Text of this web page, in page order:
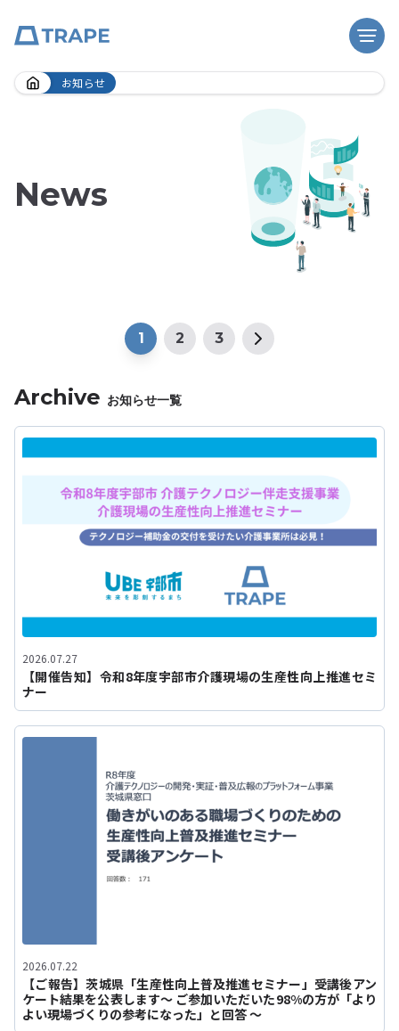
Skip
お知らせ
News
1 2 3
Archive お知らせ一覧
2026.07.27
【開催告知】令和8年度宇部市介護現場の生産性向上推進セミ
ナー
2026.07.22
【ご報告】茨城県「生産性向上普及推進セミナー」受講後アン
ケート結果を公表します〜 ご参加いただいた98%の方が「より
よい現場づくりの参考になった」と回答 〜